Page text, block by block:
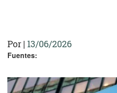
Por | 13/06/2026
Fuentes: